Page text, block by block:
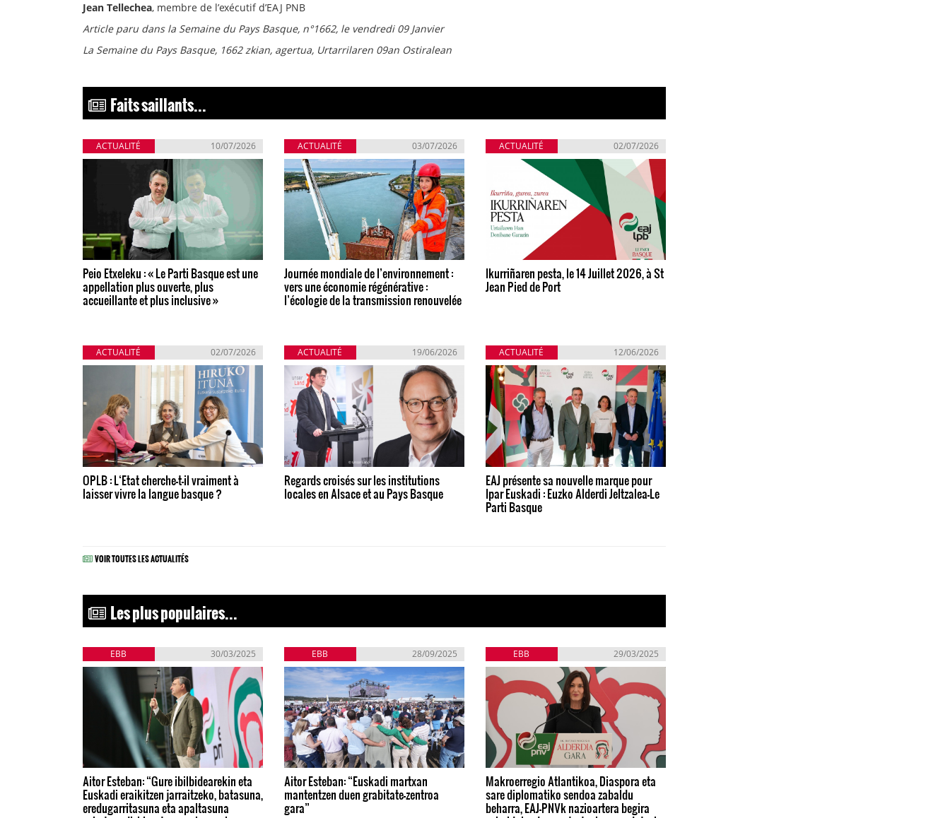
Jean Tellechea, membre de l’exécutif d’EAJ PNB
Article paru dans la Semaine du Pays Basque, n°1662, le vendredi 09 Janvier
La Semaine du Pays Basque, 1662 zkian, agertua, Urtarrilaren 09an Ostiralean
Faits saillants...
ACTUALITÉ 10/07/2026
Peio Etxeleku : « Le Parti Basque est une
appellation plus ouverte, plus
accueillante et plus inclusive »
ACTUALITÉ 03/07/2026
Journée mondiale de l’environnement :
vers une économie régénérative :
l’écologie de la transmission renouvelée
ACTUALITÉ 02/07/2026
Ikurriñaren pesta, le 14 Juillet 2026, à St
Jean Pied de Port
ACTUALITÉ 02/07/2026
OPLB : L‘Etat cherche-t-il vraiment à
laisser vivre la langue basque ?
ACTUALITÉ 19/06/2026
Regards croisés sur les institutions
locales en Alsace et au Pays Basque
ACTUALITÉ 12/06/2026
EAJ présente sa nouvelle marque pour
Ipar Euskadi : Euzko Alderdi Jeltzalea-Le
Parti Basque
VOIR TOUTES LES ACTUALITÉS
Les plus populaires...
EBB 30/03/2025
Aitor Esteban: “Gure ibilbidearekin eta
Euskadi eraikitzen jarraitzeko, batasuna,
eredugarritasuna eta apaltasuna
EBB 28/09/2025
Aitor Esteban: “Euskadi martxan
mantentzen duen grabitate-zentroa
gara”
EBB 29/03/2025
Makroerregio Atlantikoa, Diaspora eta
sare diplomatiko sendoa zabaldu
beharra, EAJ-PNVk nazioartera begira